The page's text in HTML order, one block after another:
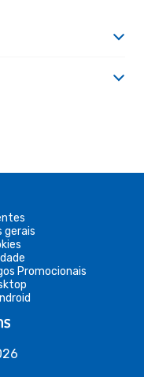
gerais
Promocionais